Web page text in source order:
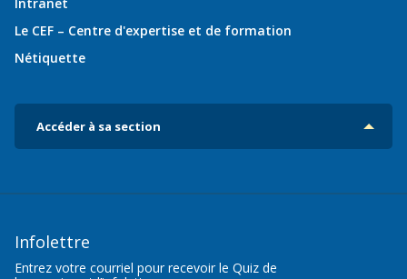
Intranet
Le CEF – Centre d'expertise et de formation
Nétiquette
Accéder à sa section
Infolettre
Entrez votre courriel pour recevoir le Quiz de